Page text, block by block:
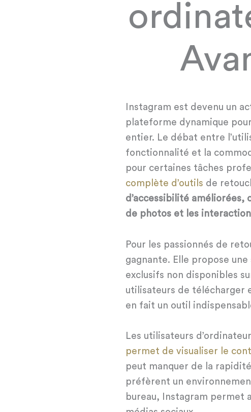
Instagram est devenu un
plateforme dynamique
entier. Le débat entre
fonctionnalité et la
pour certaines tâches
complète d’outils de
d’accessibilité
de photos et les
Pour les passionnés de
gagnante. Elle propose
exclusifs non disponibles
utilisateurs de télécharger
en fait un outil
Les utilisateurs
permet de visualiser le
peut manquer de la
préfèrent un
bureau, Instagram permet